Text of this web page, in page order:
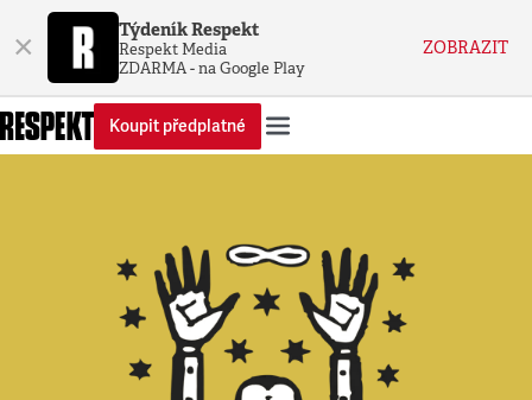
× Týdeník Respekt
Respekt Media
ZDARMA - na Google Play
ZOBRAZIT
Koupit předplatné